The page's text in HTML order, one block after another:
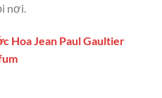
nơi.
Hoa Jean Paul Gaultier